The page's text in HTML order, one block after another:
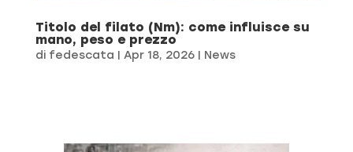
Titolo del filato (Nm): come influisce su
mano, peso e prezzo
di fedescata | Apr 18, 2026| News